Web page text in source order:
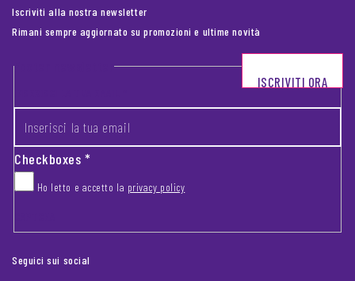
Iscriviti alla nostra newsletter
Rimani sempre aggiornato su promozioni e ultime novità
Footer newsletter
Checkboxes*
Ho letto e accetto la privacy policy
ISCRIVITI ORA
Seguici sui social